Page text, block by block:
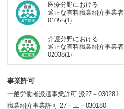
医療分野における
適正な有料職業紹介事業者
01055(1)
介護分野における
適正な有料職業紹介事業者
02038(1)
事業許可
一般労働者派遣事業許可 派27－030281
職業紹介事業許可 27－ユ－030180